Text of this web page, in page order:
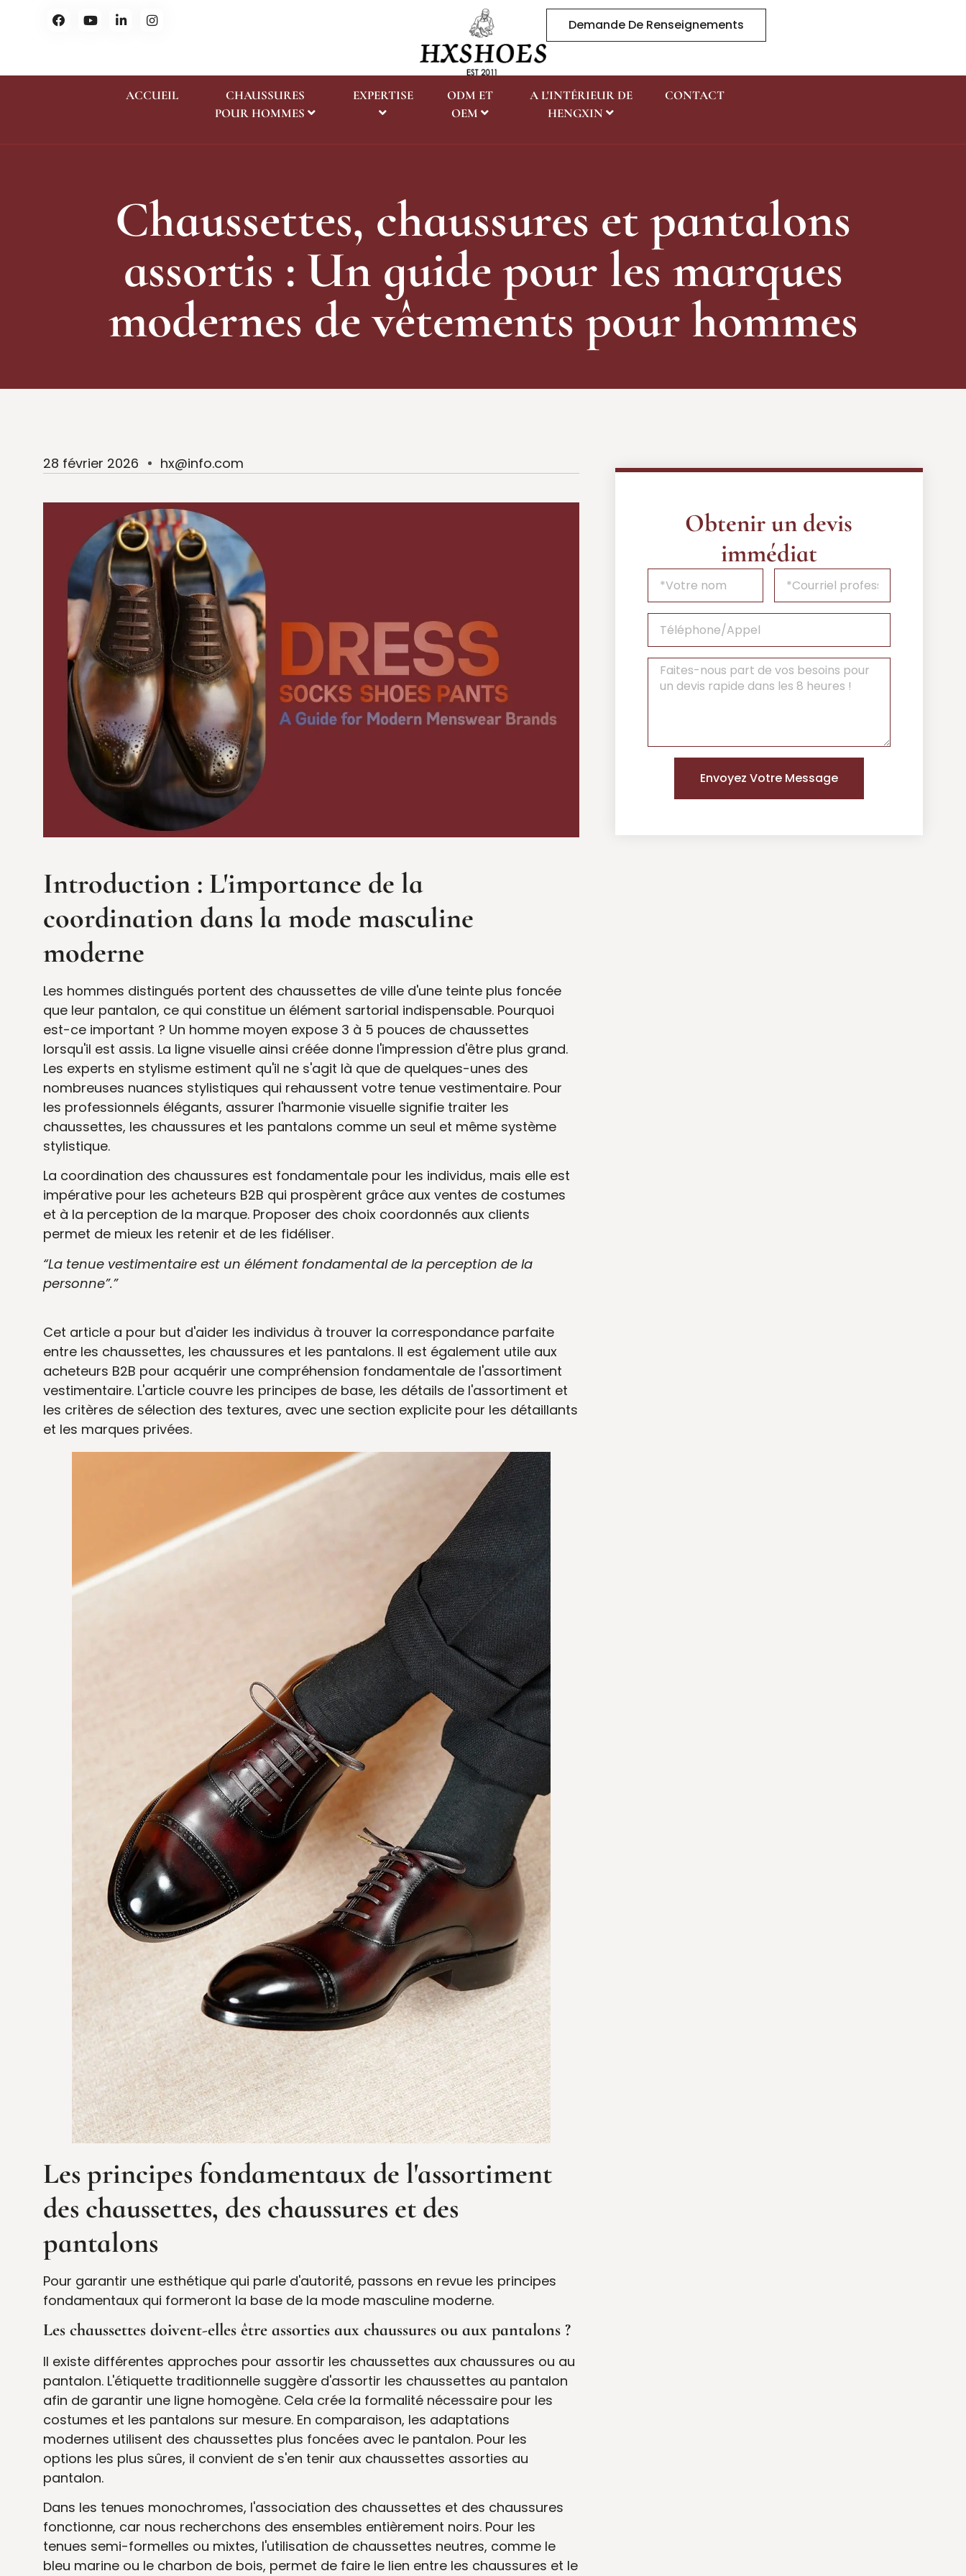
Demande De Renseignements
ACCUEIL
CHAUSSURES
POUR HOMMES
EXPERTISE
ODM ET
OEM
A L'INTÉRIEUR DE
HENGXIN
CONTACT
Chaussettes, chaussures et pantalons
assortis : Un guide pour les marques
modernes de vêtements pour hommes
28 février 2026 hx@info.com
Introduction : L'importance de la
coordination dans la mode masculine
moderne
Les hommes distingués portent des chaussettes de ville d'une teinte plus foncée
que leur pantalon, ce qui constitue un élément sartorial indispensable. Pourquoi
est-ce important ? Un homme moyen expose 3 à 5 pouces de chaussettes
lorsqu'il est assis. La ligne visuelle ainsi créée donne l'impression d'être plus grand.
Les experts en stylisme estiment qu'il ne s'agit là que de quelques-unes des
nombreuses nuances stylistiques qui rehaussent votre tenue vestimentaire. Pour
les professionnels élégants, assurer l'harmonie visuelle signifie traiter les
chaussettes, les chaussures et les pantalons comme un seul et même système
stylistique.
La coordination des chaussures est fondamentale pour les individus, mais elle est
impérative pour les acheteurs B2B qui prospèrent grâce aux ventes de costumes
et à la perception de la marque. Proposer des choix coordonnés aux clients
permet de mieux les retenir et de les fidéliser.
“La tenue vestimentaire est un élément fondamental de la perception de la
personne”.”
Cet article a pour but d'aider les individus à trouver la correspondance parfaite
entre les chaussettes, les chaussures et les pantalons. Il est également utile aux
acheteurs B2B pour acquérir une compréhension fondamentale de l'assortiment
vestimentaire. L'article couvre les principes de base, les détails de l'assortiment et
les critères de sélection des textures, avec une section explicite pour les détaillants
et les marques privées.
Les principes fondamentaux de l'assortiment
des chaussettes, des chaussures et des
pantalons
Pour garantir une esthétique qui parle d'autorité, passons en revue les principes
fondamentaux qui formeront la base de la mode masculine moderne.
Les chaussettes doivent-elles être assorties aux chaussures ou aux pantalons ?
Il existe différentes approches pour assortir les chaussettes aux chaussures ou au
pantalon. L'étiquette traditionnelle suggère d'assortir les chaussettes au pantalon
afin de garantir une ligne homogène. Cela crée la formalité nécessaire pour les
costumes et les pantalons sur mesure. En comparaison, les adaptations
modernes utilisent des chaussettes plus foncées avec le pantalon. Pour les
options les plus sûres, il convient de s'en tenir aux chaussettes assorties au
pantalon.
Dans les tenues monochromes, l'association des chaussettes et des chaussures
fonctionne, car nous recherchons des ensembles entièrement noirs. Pour les
tenues semi-formelles ou mixtes, l'utilisation de chaussettes neutres, comme le
bleu marine ou le charbon de bois, permet de faire le lien entre les chaussures et le
Obtenir un devis
immédiat
Envoyez Votre Message